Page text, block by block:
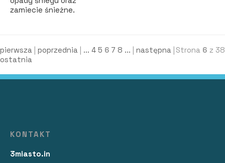
zamiecie śnieżne.
Strona 6 z 38
pierwsza poprzednia ... 4 5 6 7 8 ... następna
ostatnia
KONTAKT
3miasto.in